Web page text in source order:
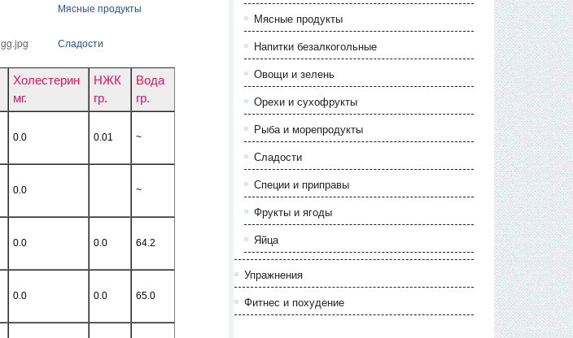
Мясные продукты
Сладости
Холестерин
мг.
НЖК
гр.
Вода
гр.
0.0 0.01 ~
0.0 ~
0.0 0.0 64.2
0.0 0.0 65.0
Мясные продукты
Напитки безалкогольные
Овощи и зелень
Орехи и сухофрукты
Рыба и морепродукты
Сладости
Специи и приправы
Фрукты и ягоды
Яйца
Упражнения
Фитнес и похудение